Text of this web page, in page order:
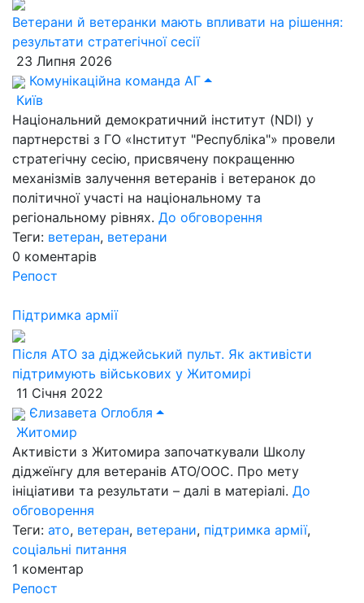
Ветерани й ветеранки мають впливати на рішення:
результати стратегічної сесії
23 Липня 2026
Комунікаційна команда АГ
Київ
Національний демократичний інститут (NDI) у
партнерстві з ГО «Інститут "Республіка"» провели
стратегічну сесію, присвячену покращенню
механізмів залучення ветеранів і ветеранок до
політичної участі на національному та
регіональному рівнях. До обговорення
Теги: ветеран, ветерани
0 коментарів
Репост
Підтримка армії
Після АТО за діджейський пульт. Як активісти
підтримують військових у Житомирі
11 Січня 2022
Єлизавета Оглобля
Житомир
Активісти з Житомира започаткували Школу
діджеїнгу для ветеранів АТО/ООС. Про мету
ініціативи та результати – далі в матеріалі. До
обговорення
Теги: ато, ветеран, ветерани, підтримка армії,
соціальні питання
1 коментар
Репост